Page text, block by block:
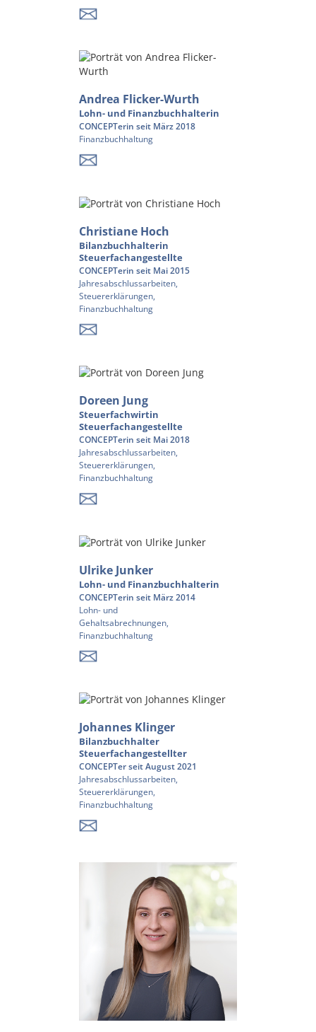
Andrea Flicker-Wurth
Lohn- und Finanzbuchhalterin
CONCEPTerin seit März 2018
Finanzbuchhaltung
Christiane Hoch
Bilanzbuchhalterin
Steuerfachangestellte
CONCEPTerin seit Mai 2015
Jahresabschlussarbeiten,
Steuererklärungen,
Finanzbuchhaltung
Doreen Jung
Steuerfachwirtin
Steuerfachangestellte
CONCEPTerin seit Mai 2018
Jahresabschlussarbeiten,
Steuererklärungen,
Finanzbuchhaltung
Ulrike Junker
Lohn- und Finanzbuchhalterin
CONCEPTerin seit März 2014
Lohn- und
Gehaltsabrechnungen,
Finanzbuchhaltung
Johannes Klinger
Bilanzbuchhalter
Steuerfachangestellter
CONCEPTer seit August 2021
Jahresabschlussarbeiten,
Steuererklärungen,
Finanzbuchhaltung